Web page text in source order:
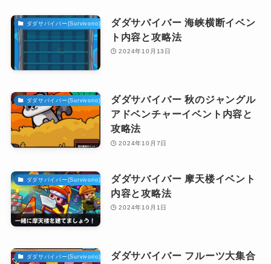
ダダサバイバー(Survivorio)攻略ダダサバイバー 海峡横断イベン
ト内容と攻略法
2024年10月13日
ダダサバイバー(Survivorio)攻略ダダサバイバー 秋のジャングル
アドベンチャーイベント内容と
攻略法
2024年10月7日
ダダサバイバー(Survivorio)攻略ダダサバイバー 摩天楼イベント
内容と攻略法
2024年10月1日
ダダサバイバー(Survivorio)攻略ダダサバイバー フルーツ大集合